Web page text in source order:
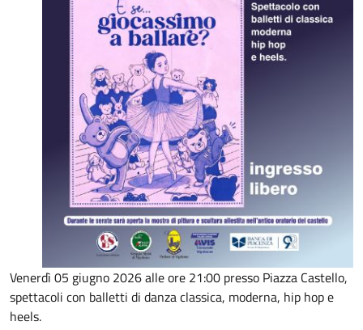
Venerdì 05 giugno 2026 alle ore 21:00 presso Piazza Castello,
spettacoli con balletti di danza classica, moderna, hip hop e
heels.